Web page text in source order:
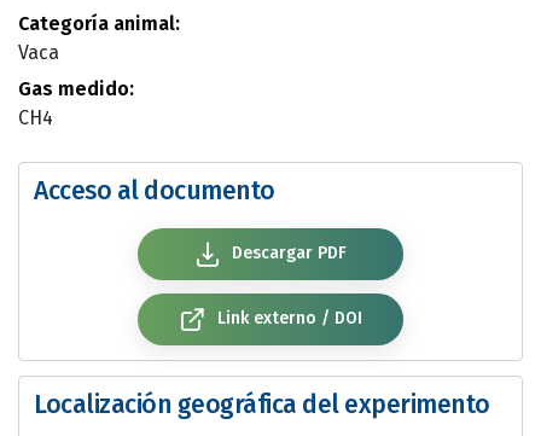
Categoría animal:
Vaca
Gas medido:
CH4
Acceso al documento
Descargar PDF
Link externo / DOI
Localización geográfica del experimento